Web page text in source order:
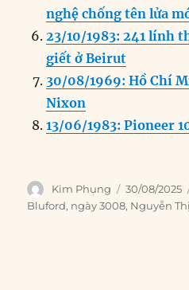
nghệ chống tên lửa
23/10/1983: 241 lính
giết ở Beirut
30/08/1969: Hồ Chí
Nixon
13/06/1983: Pioneer
Author
Kim Phụng
Posted
on
30/08/2025
Bluford, ngày 3008, Nguyễn